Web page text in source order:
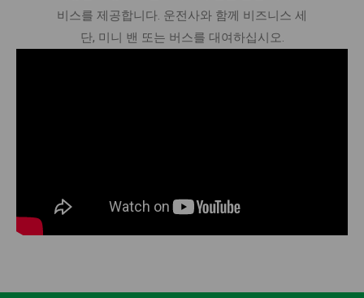
비스를 제공합니다. 운전사와 함께 비즈니스 세
단, 미니 밴 또는 버스를 대여하십시오.